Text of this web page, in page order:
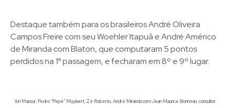
Destaque também para os brasileiros André Oliveira
Campos Freire com seu Woehler Itapuã e André Américo
de Miranda com Blaton, que computaram 5 pontos
perdidos na 1ª passagem, e fecharam em 8º e 9º lugar.
Yuri Mansur, Pedro “Pepê” Muylaert, Zé Roberto, André Miranda com Jean Maurice Bonneau, consultor